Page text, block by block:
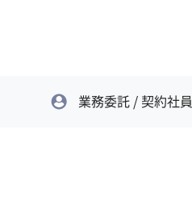
業務委託 / 契約社員